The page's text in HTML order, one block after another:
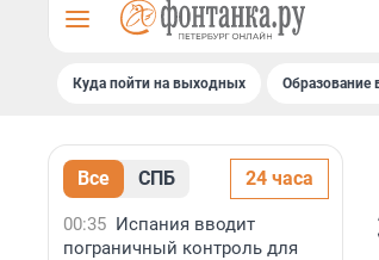
Куда пойти на выходных Образование
Все СПБ 24 часа
00:35 Испания вводит
пограничный контроль для